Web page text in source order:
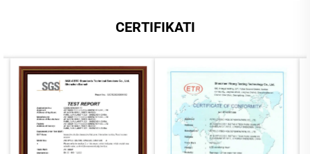
(I3 / I5 / I7) za malu i srednjuCERTIFIKATI